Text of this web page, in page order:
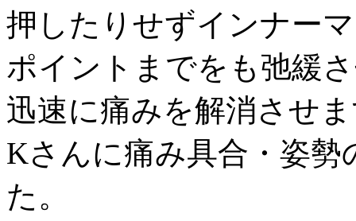
押したりせずインナー
ポイントまでをも弛緩
迅速に痛みを解消させ
Kさんに痛み具合・姿
た。